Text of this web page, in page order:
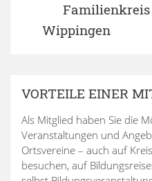
Wippingen
VORTEILE EINER
Als Mitglied haben Sie die
Veranstaltungen und
Ortsvereine – auch auf
besuchen, auf